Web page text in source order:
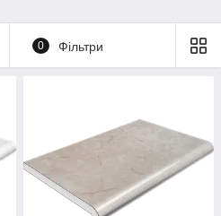
0 Фільтри